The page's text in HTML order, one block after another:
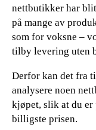
nettbutikker har
på mange av
som for voksne –
tilby levering uten
Derfor kan det fra
analysere noen
kjøpet, slik at du er
billigste prisen.